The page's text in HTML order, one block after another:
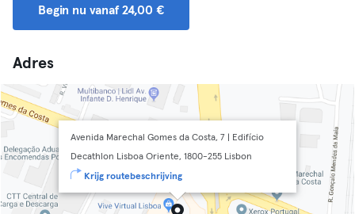
Begin nu vanaf 24,00 €
Adres
Avenida Marechal Gomes da Costa, 7 | Edifício
Decathlon Lisboa Oriente, 1800-255 Lisbon
Krijg routebeschrijving